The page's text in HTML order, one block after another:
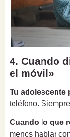
4. Cuando
el móvil»
Tu adolescente
teléfono.
Cuando lo que
menos hablar